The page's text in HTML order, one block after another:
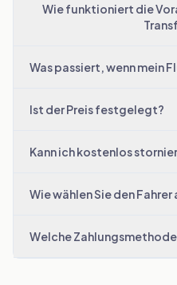
Wie funktioniert die
Was passiert, wenn mein
Ist der Preis festgelegt?
Kann ich kostenlos
Wie wählen Sie den Fahrer
Welche